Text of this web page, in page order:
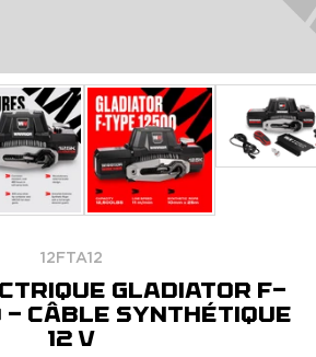
12FTA12
GLADIATOR F-
CÂBLE SYNTHÉTIQUE
12 V